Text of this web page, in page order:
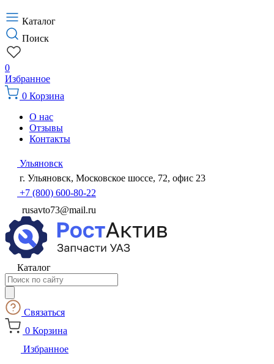
Каталог
Поиск
0
Избранное
0 Корзина
О нас
Отзывы
Контакты
Ульяновск
г. Ульяновск, Московское шоссе, 72, офис 23
+7 (800) 600-80-22
rusavto73@mail.ru
Каталог
Поиск
товаров
Связаться
0 Корзина
Избранное